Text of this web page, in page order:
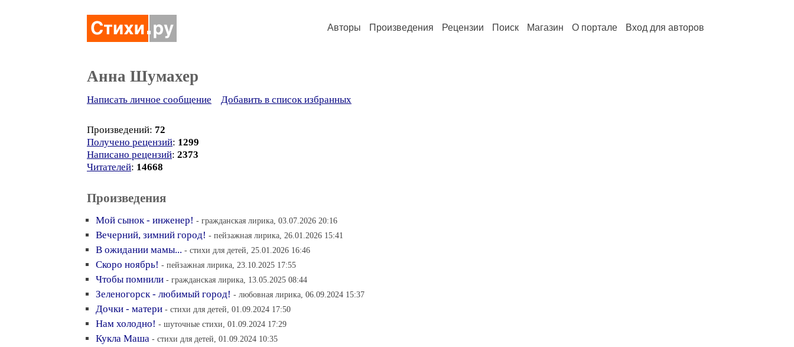
Авторы Произведения Рецензии Поиск Магазин О портале Вход для авторов
Анна Шумахер
Написать личное сообщение Добавить в список избранных
Произведений: 72
Получено рецензий: 1299
Написано рецензий: 2373
Читателей: 14668
Произведения
Мой сынок - инженер! - гражданская лирика, 03.07.2026 20:16
Вечерний, зимний город! - пейзажная лирика, 26.01.2026 15:41
В ожидании мамы... - стихи для детей, 25.01.2026 16:46
Скоро ноябрь! - пейзажная лирика, 23.10.2025 17:55
Чтобы помнили - гражданская лирика, 13.05.2025 08:44
Зеленогорск - любимый город! - любовная лирика, 06.09.2024 15:37
Дочки - матери - стихи для детей, 01.09.2024 17:50
Нам холодно! - шуточные стихи, 01.09.2024 17:29
Кукла Маша - стихи для детей, 01.09.2024 10:35